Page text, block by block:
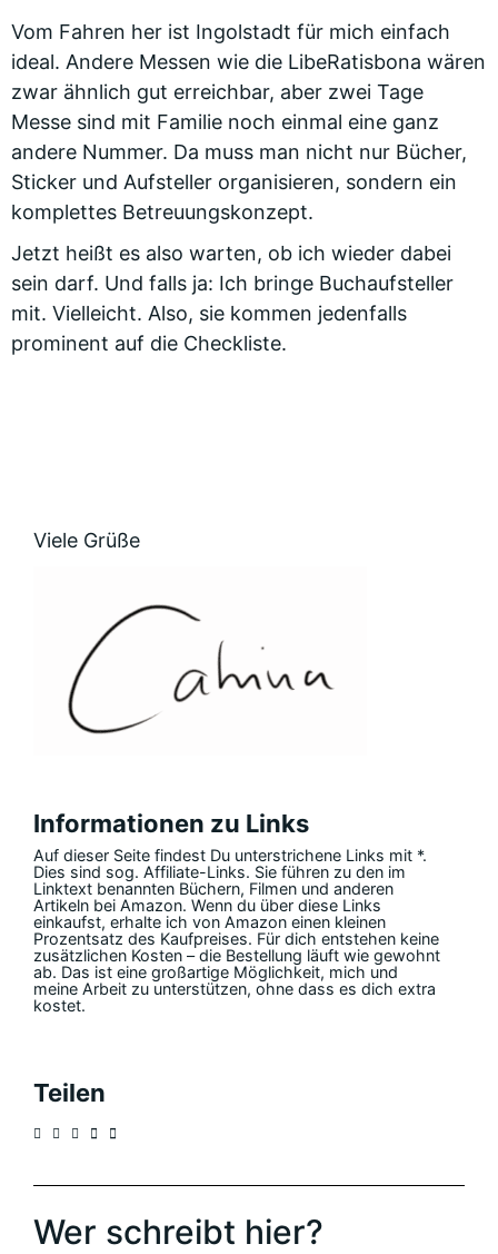
Vom Fahren her ist Ingolstadt für mich einfach
ideal. Andere Messen wie die LibeRatisbona wären
zwar ähnlich gut erreichbar, aber zwei Tage
Messe sind mit Familie noch einmal eine ganz
andere Nummer. Da muss man nicht nur Bücher,
Sticker und Aufsteller organisieren, sondern ein
komplettes Betreuungskonzept.
Jetzt heißt es also warten, ob ich wieder dabei
sein darf. Und falls ja: Ich bringe Buchaufsteller
mit. Vielleicht. Also, sie kommen jedenfalls
prominent auf die Checkliste.
Viele Grüße
Informationen zu Links
Auf dieser Seite findest Du unterstrichene Links mit *.
Dies sind sog. Affiliate-Links. Sie führen zu den im
Linktext benannten Büchern, Filmen und anderen
Artikeln bei Amazon. Wenn du über diese Links
einkaufst, erhalte ich von Amazon einen kleinen
Prozentsatz des Kaufpreises. Für dich entstehen keine
zusätzlichen Kosten – die Bestellung läuft wie gewohnt
ab. Das ist eine großartige Möglichkeit, mich und
meine Arbeit zu unterstützen, ohne dass es dich extra
kostet.
Teilen
Wer schreibt hier?